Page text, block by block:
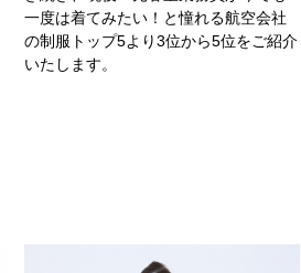
一度は着てみたい！と憧れる航空会社
の制服トップ5より3位から5位をご紹介
いたします。